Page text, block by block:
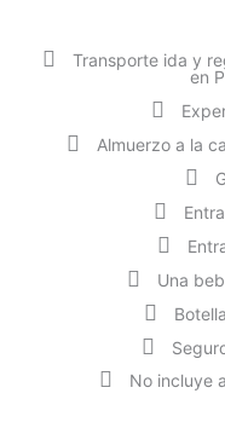
Transporte ida y
en
Almuerzo a la
Una
No incluye